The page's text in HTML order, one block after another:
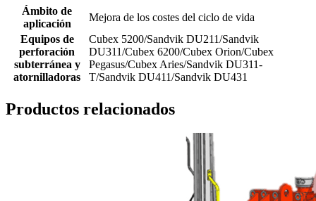
Ámbito de
aplicación
Mejora de los costes del ciclo de vida
Equipos de
perforación
subterránea y
atornilladoras
Cubex 5200/Sandvik DU211/Sandvik
DU311/Cubex 6200/Cubex Orion/Cubex
Pegasus/Cubex Aries/Sandvik DU311-
T/Sandvik DU411/Sandvik DU431
Productos relacionados